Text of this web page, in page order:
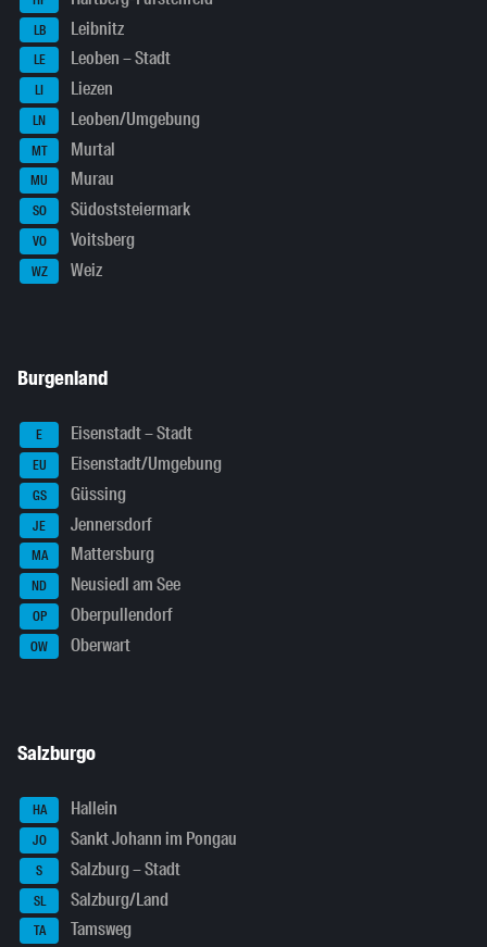
LB Leibnitz
LE Leoben – Stadt
LI Liezen
LN Leoben/Umgebung
MT Murtal
MU Murau
SO Südoststeiermark
VO Voitsberg
WZ Weiz
Burgenland
E Eisenstadt – Stadt
EU Eisenstadt/Umgebung
GS Güssing
JE Jennersdorf
MA Mattersburg
ND Neusiedl am See
OP Oberpullendorf
OW Oberwart
Salzburgo
HA Hallein
JO Sankt Johann im Pongau
S Salzburg – Stadt
SL Salzburg/Land
TA Tamsweg